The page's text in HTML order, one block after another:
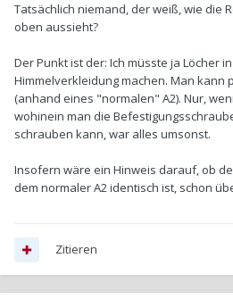
Tatsächlich niemand, der weiß, wie die
oben aussieht?
Der Punkt ist der: Ich müsste ja Löcher
Himmelverkleidung machen. Man kann
(anhand eines "normalen" A2). Nur,
wohinein man die
schrauben kann, war alles umsonst.
Insofern wäre ein Hinweis darauf, ob
dem normaler A2 identisch ist, schon
Zitieren